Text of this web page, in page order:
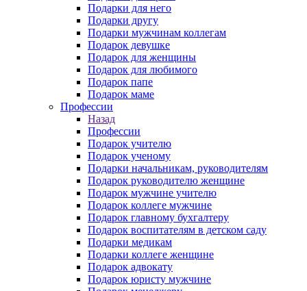
Подарки для него
Подарки другу
Подарки мужчинам коллегам
Подарок девушке
Подарок для женщины
Подарок для любимого
Подарок папе
Подарок маме
Профессии
Назад
Профессии
Подарок учителю
Подарок ученому
Подарки начальникам, руководителям
Подарок руководителю женщине
Подарок мужчине учителю
Подарок коллеге мужчине
Подарок главному бухгалтеру
Подарок воспитателям в детском саду
Подарки медикам
Подарки коллеге женщине
Подарок адвокату
Подарок юристу мужчине